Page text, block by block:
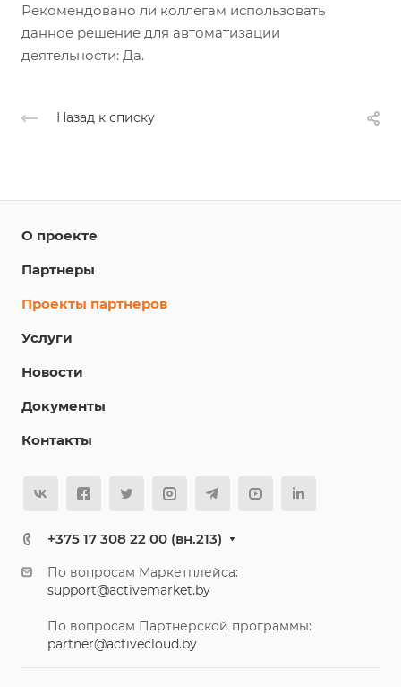
Рекомендовано ли коллегам использовать
данное решение для автоматизации
деятельности: Да.
Назад к списку
О проекте
Партнеры
Проекты партнеров
Услуги
Новости
Документы
Контакты
+375 17 308 22 00 (вн.213)
По вопросам Маркетплейса:
support@activemarket.by
По вопросам Партнерской программы:
partner@activecloud.by